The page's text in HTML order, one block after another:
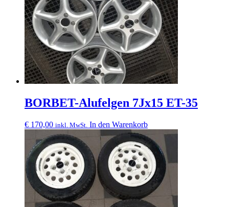
BORBET-Alufelgen 7Jx15 ET-35
€ 170,00 inkl. MwSt. In den Warenkorb